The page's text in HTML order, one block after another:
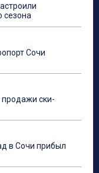
сезона
Сочи
продажи ски-
в Сочи прибыл